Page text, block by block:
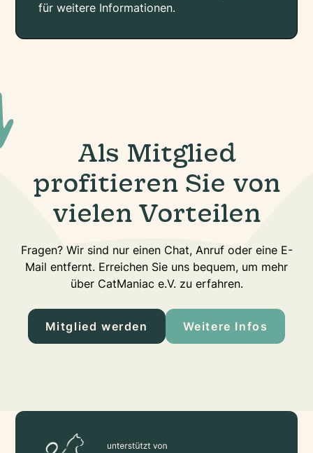
für weitere Informationen.
Als Mitglied
profitieren Sie von
vielen Vorteilen
Fragen? Wir sind nur einen Chat, Anruf oder eine E-
Mail entfernt. Erreichen Sie uns bequem, um mehr
über CatManiac e.V. zu erfahren.
Mitglied werden Weitere Infos